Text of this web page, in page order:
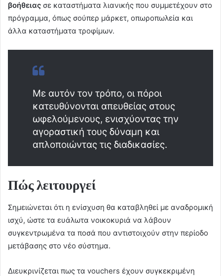
βοήθειας σε καταστήματα λιανικής που συμμετέχουν στο
πρόγραμμα, όπως σούπερ μάρκετ, οπωροπωλεία και
άλλα καταστήματα τροφίμων.
Με αυτόν τον τρόπο, οι πόροι
κατευθύνονται απευθείας στους
ωφελούμενους, ενισχύοντας την
αγοραστική τους δύναμη και
απλοποιώντας τις διαδικασίες.
Πώς λειτουργεί
Σημειώνεται ότι η ενίσχυση θα καταβληθεί με αναδρομική
ισχύ, ώστε τα ευάλωτα νοικοκυριά να λάβουν
συγκεντρωμένα τα ποσά που αντιστοιχούν στην περίοδο
μετάβασης στο νέο σύστημα.
Διευκρινίζεται πως τα vouchers έχουν συγκεκριμένη